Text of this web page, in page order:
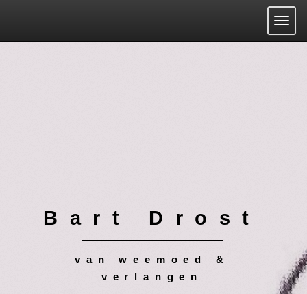
Bart Drost
van weemoed &
verlangen